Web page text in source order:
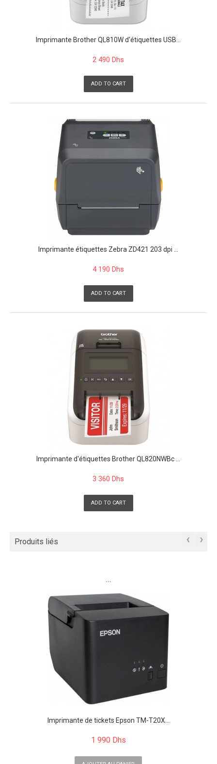
Imprimante Brother QL810W d'étiquettes USB...
2 490 Dhs
ADD TO CART
Imprimante étiquettes Zebra ZD421 203 dpi ...
4 190 Dhs
ADD TO CART
Imprimante d'étiquettes Brother QL820NWBc ...
3 360 Dhs
ADD TO CART
Produits liés ‹ ›
```
Imprimante de tickets Epson TM-T20X...
1 990 Dhs